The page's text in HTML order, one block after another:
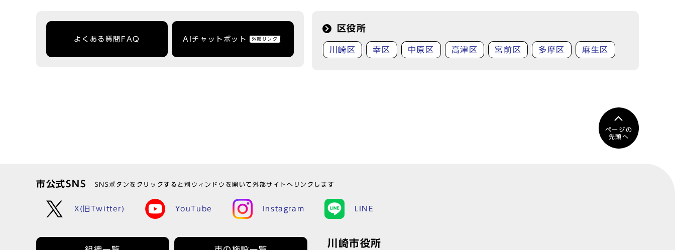
よくある質問FAQ AIチャットボット 外部リンク
区役所
川崎区 幸区 中原区 高津区 宮前区 多摩区 麻生区
ページの
先頭へ
市公式SNS SNSボタンをクリックすると別ウィンドウを開いて外部サイトへリンクします
X(旧Twitter) YouTube Instagram LINE
川崎市役所